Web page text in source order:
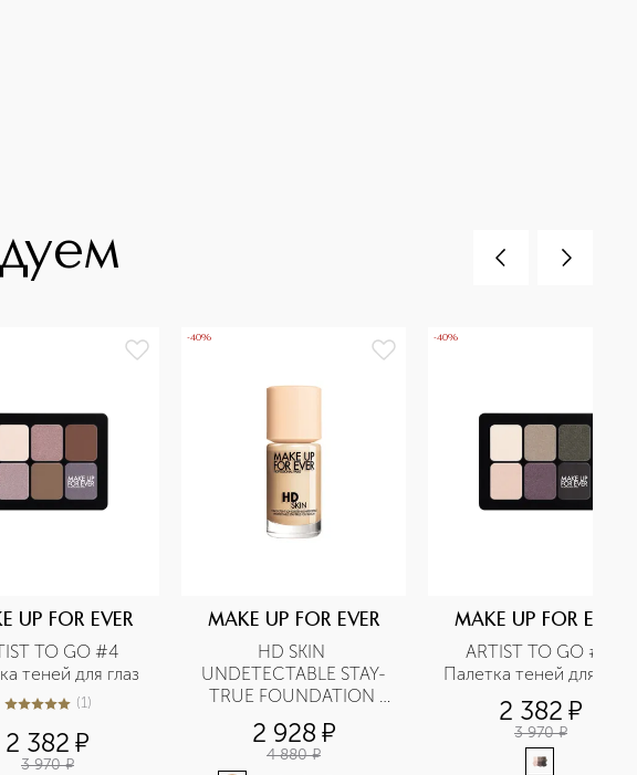
UP FOR EVER
TO GO #4
5из 51 (1)
2 382 ¤
3 970 ¤
-40%
MAKE UP FOR EVER
HD SKIN
UNDETECTABLE STAY-
TRUE FOUNDATION
Тональный крем
2 928 ¤
4 880 ¤
-40%
MAKE UP FOR EVER
ARTIST TO GO #3
2 382 ¤
3 970 ¤